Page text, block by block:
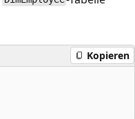
Kopieren